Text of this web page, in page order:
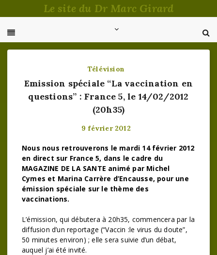
au
Le site du Dr Marc Girard
Télévision
Emission spéciale “La vaccination en
questions” : France 5, le 14/02/2012
(20h35)
9 février 2012
Nous nous retrouverons le mardi 14 février 2012
en direct sur France 5, dans le cadre du
MAGAZINE DE LA SANTE animé par Michel
Cymes et Marina Carrère d’Encausse, pour une
émission spéciale sur le thème des
vaccinations.
L’émission, qui débutera à 20h35, commencera par la
diffusion d’un reportage (“Vaccin :le virus du doute”,
50 minutes environ) ; elle sera suivie d’un débat,
auquel j’ai été invité.